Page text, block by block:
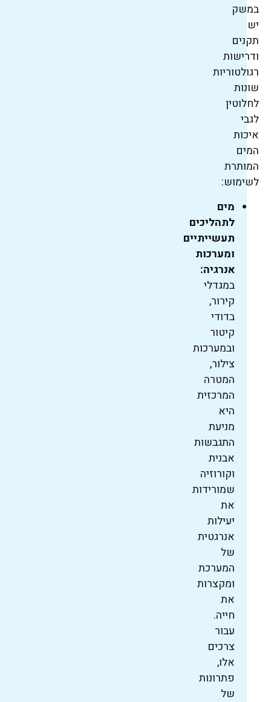
במשק
יש
תקנים
ודרישות
רגולטוריות
שונות
לחלוטין
לגבי
איכות
המים
המותרת
לשימוש:
מים
לתהליכים
תעשייתיים
ומערכות
אנרגיה:
במגדלי
קירור,
בדודי
קיטור
ובמערכות
צילור,
המטרה
המרכזית
היא
מניעת
התגבשות
אבנית
וקורוזיה
שמורידות
את
יעילות
אנרגטית
של
המערכת
ומקצרות
את
חייה.
עבור
צרכים
אלו,
פתרונות
של